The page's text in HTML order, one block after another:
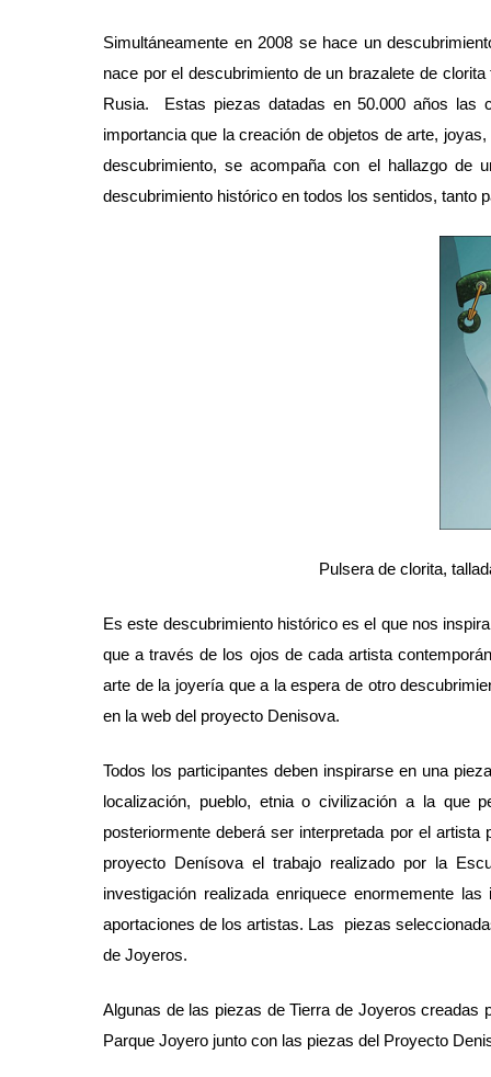
Simultáneamente en 2008 se hace un
nace por el descubrimiento de un brazalete de
Rusia. Estas piezas datadas en 50.000 años las
importancia que la creación de objetos de arte,
descubrimiento, se acompaña con el hallazgo de
descubrimiento histórico en todos los sentidos, tanto
Pulsera de clorita,
Es este descubrimiento histórico es el que nos
que a través de los ojos de cada artista
arte de la joyería que a la espera de otro
en la web del proyecto Denisova.
Todos los participantes deben inspirarse en una
localización, pueblo, etnia o civilización a la que
posteriormente deberá ser interpretada por el
proyecto Denísova el trabajo realizado por la
investigación realizada enriquece enormemente
aportaciones de los artistas. Las piezas
de Joyeros.
Algunas de las piezas de Tierra de Joyeros
Parque Joyero junto con las piezas del Proyecto